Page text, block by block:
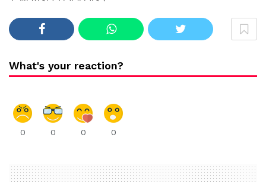
What's your reaction?
0 0 0 0